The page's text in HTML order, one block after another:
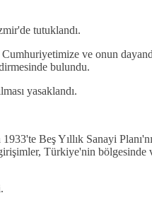
tutuklandı.
ve onun
bulundu.
yasaklandı.
Beş Yıllık Sanayi
Türkiye'nin bölgesinde